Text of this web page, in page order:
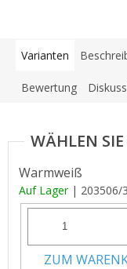
Varianten
Bewertung
Warmweiß
Auf Lager | 203506/
ZUM